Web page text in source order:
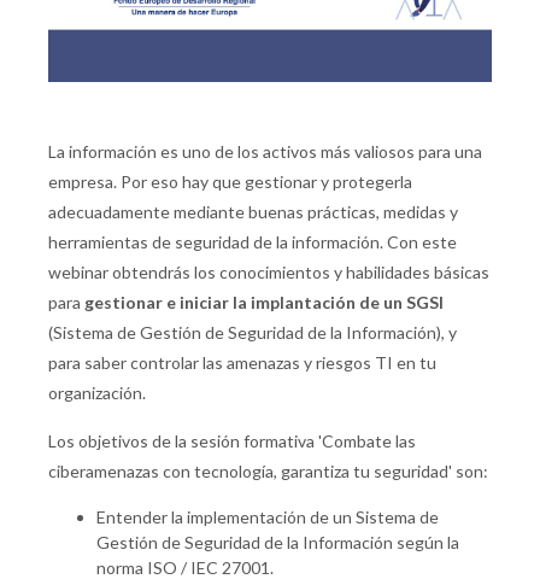
La información es uno de los activos más valiosos para una
empresa. Por eso hay que gestionar y protegerla
adecuadamente mediante buenas prácticas, medidas y
herramientas de seguridad de la información. Con este
webinar obtendrás los conocimientos y habilidades básicas
para gestionar e iniciar la implantación de un SGSI
(Sistema de Gestión de Seguridad de la Información), y
para saber controlar las amenazas y riesgos TI en tu
organización.
Los objetivos de la sesión formativa 'Combate las
ciberamenazas con tecnología, garantiza tu seguridad' son:
Entender la implementación de un Sistema de
Gestión de Seguridad de la Información según la
norma ISO / IEC 27001.